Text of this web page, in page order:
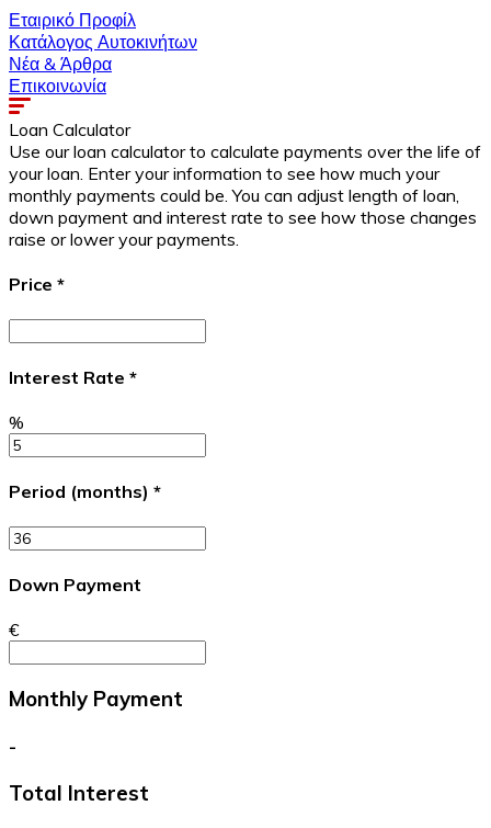
Εταιρικό Προφίλ
Κατάλογος Αυτοκινήτων
Νέα & Άρθρα
Επικοινωνία
Loan Calculator
Use our loan calculator to calculate payments over the life of
your loan. Enter your information to see how much your
monthly payments could be. You can adjust length of loan,
down payment and interest rate to see how those changes
raise or lower your payments.
Price *
Interest Rate *
%
Period (months) *
Down Payment
€
Monthly Payment
-
Total Interest